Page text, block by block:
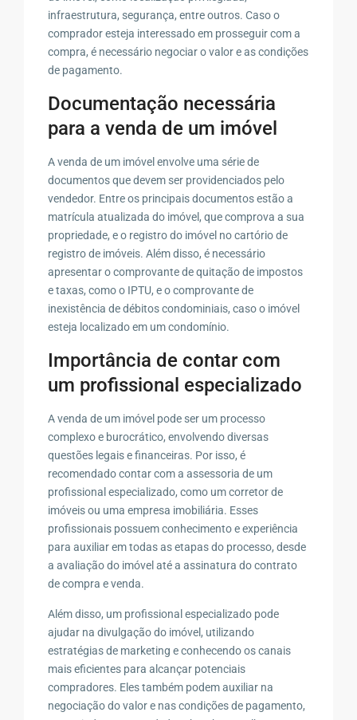
infraestrutura, segurança, entre outros. Caso o
comprador esteja interessado em prosseguir com a
compra, é necessário negociar o valor e as condições
de pagamento.
Documentação necessária
para a venda de um imóvel
A venda de um imóvel envolve uma série de
documentos que devem ser providenciados pelo
vendedor. Entre os principais documentos estão a
matrícula atualizada do imóvel, que comprova a sua
propriedade, e o registro do imóvel no cartório de
registro de imóveis. Além disso, é necessário
apresentar o comprovante de quitação de impostos
e taxas, como o IPTU, e o comprovante de
inexistência de débitos condominiais, caso o imóvel
esteja localizado em um condomínio.
Importância de contar com
um profissional especializado
A venda de um imóvel pode ser um processo
complexo e burocrático, envolvendo diversas
questões legais e financeiras. Por isso, é
recomendado contar com a assessoria de um
profissional especializado, como um corretor de
imóveis ou uma empresa imobiliária. Esses
profissionais possuem conhecimento e experiência
para auxiliar em todas as etapas do processo, desde
a avaliação do imóvel até a assinatura do contrato
de compra e venda.
Além disso, um profissional especializado pode
ajudar na divulgação do imóvel, utilizando
estratégias de marketing e conhecendo os canais
mais eficientes para alcançar potenciais
compradores. Eles também podem auxiliar na
negociação do valor e nas condições de pagamento,